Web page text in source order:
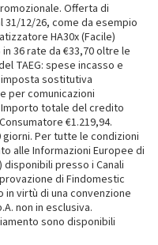
Offerta di
12/26, come da esempio
HA30x (Facile)
in 36 rate da €33,70 oltre le
TAEG: spese incasso e
sostitutiva
per comunicazioni
Importo totale del credito
€1.219,94.
Per tutte le condizioni
alle Informazioni Europee di
disponibili presso i Canali
di Findomestic
in virtù di una convenzione
non in esclusiva.
sono disponibili